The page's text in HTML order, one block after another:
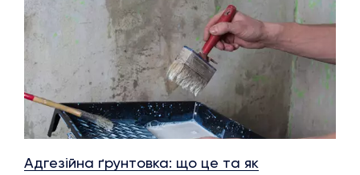
Адгезійна ґрунтовка: що це та як